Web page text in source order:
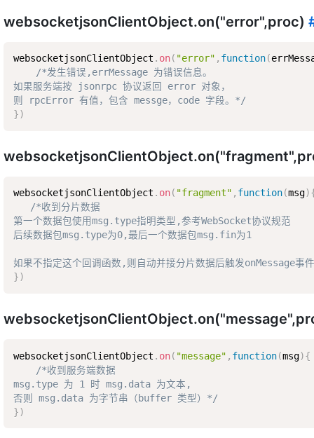
websocketjsonClientObject.on("error",proc)
websocketjsonClientObject . on( "error" , function(
/*发生错误,errMessage 为错误信息。
如果服务端按 jsonrpc 协议返回 error 对象，
则 rpcError 有值，包含 messge，code 字段。*/
})
websocketjsonClientObject . on( "fragment" , function(msg)
/*收到分片数据
第一个数据包使用msg.type指明类型,参考WebSocket协议规范
后续数据包msg.type为0,最后一个数据包msg.fin为1
如果不指定这个回调函数,则自动并接分片数据后触发onMessage事
})
websocketjsonClientObject . on( "message" , function(msg){
/*收到服务端数据
msg.type 为 1 时 msg.data 为文本,
否则 msg.data 为字节串（buffer 类型）*/
})